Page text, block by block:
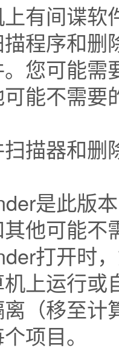
有间谍
程序和
您可能
能不需要
描器和删
是此版
他可能
打开时
上运行
（移至
项目。